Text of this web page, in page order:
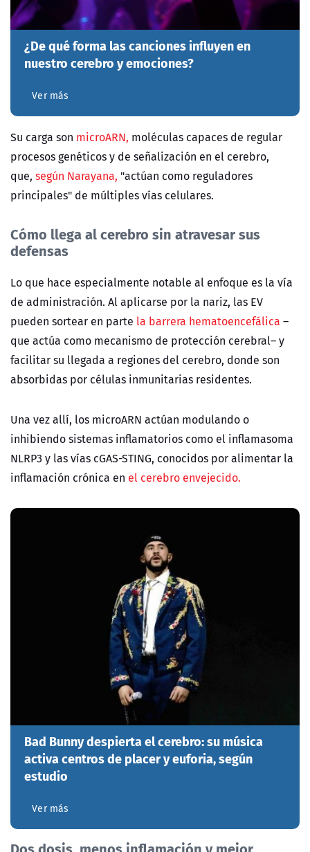
¿De qué forma las canciones influyen en
nuestro cerebro y emociones?
Ver más
Su carga son microARN, moléculas capaces de regular
procesos genéticos y de señalización en el cerebro,
que, según Narayana, "actúan como reguladores
principales" de múltiples vías celulares.
Cómo llega al cerebro sin atravesar sus
defensas
Lo que hace especialmente notable al enfoque es la vía
de administración. Al aplicarse por la nariz, las EV
pueden sortear en parte la barrera hematoencefálica –
que actúa como mecanismo de protección cerebral– y
facilitar su llegada a regiones del cerebro, donde son
absorbidas por células inmunitarias residentes.
Una vez allí, los microARN actúan modulando o
inhibiendo sistemas inflamatorios como el inflamasoma
NLRP3 y las vías cGAS-STING, conocidos por alimentar la
inflamación crónica en el cerebro envejecido.
Bad Bunny despierta el cerebro: su música
activa centros de placer y euforia, según
estudio
Ver más